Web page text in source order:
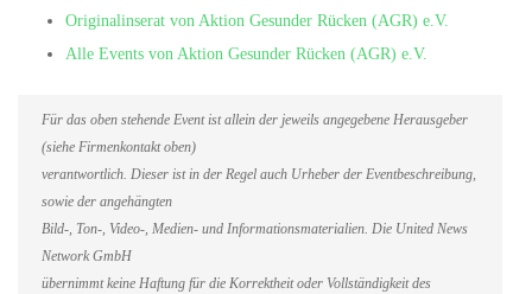
Originalinserat von Aktion Gesunder Rücken (AGR) e.V.
Alle Events von Aktion Gesunder Rücken (AGR) e.V.
Für das oben stehende Event ist allein der jeweils angegebene Herausgeber
(siehe Firmenkontakt oben)
verantwortlich. Dieser ist in der Regel auch Urheber der Eventbeschreibung,
sowie der angehängten
Bild-, Ton-, Video-, Medien- und Informationsmaterialien. Die United News
Network GmbH
übernimmt keine Haftung für die Korrektheit oder Vollständigkeit des